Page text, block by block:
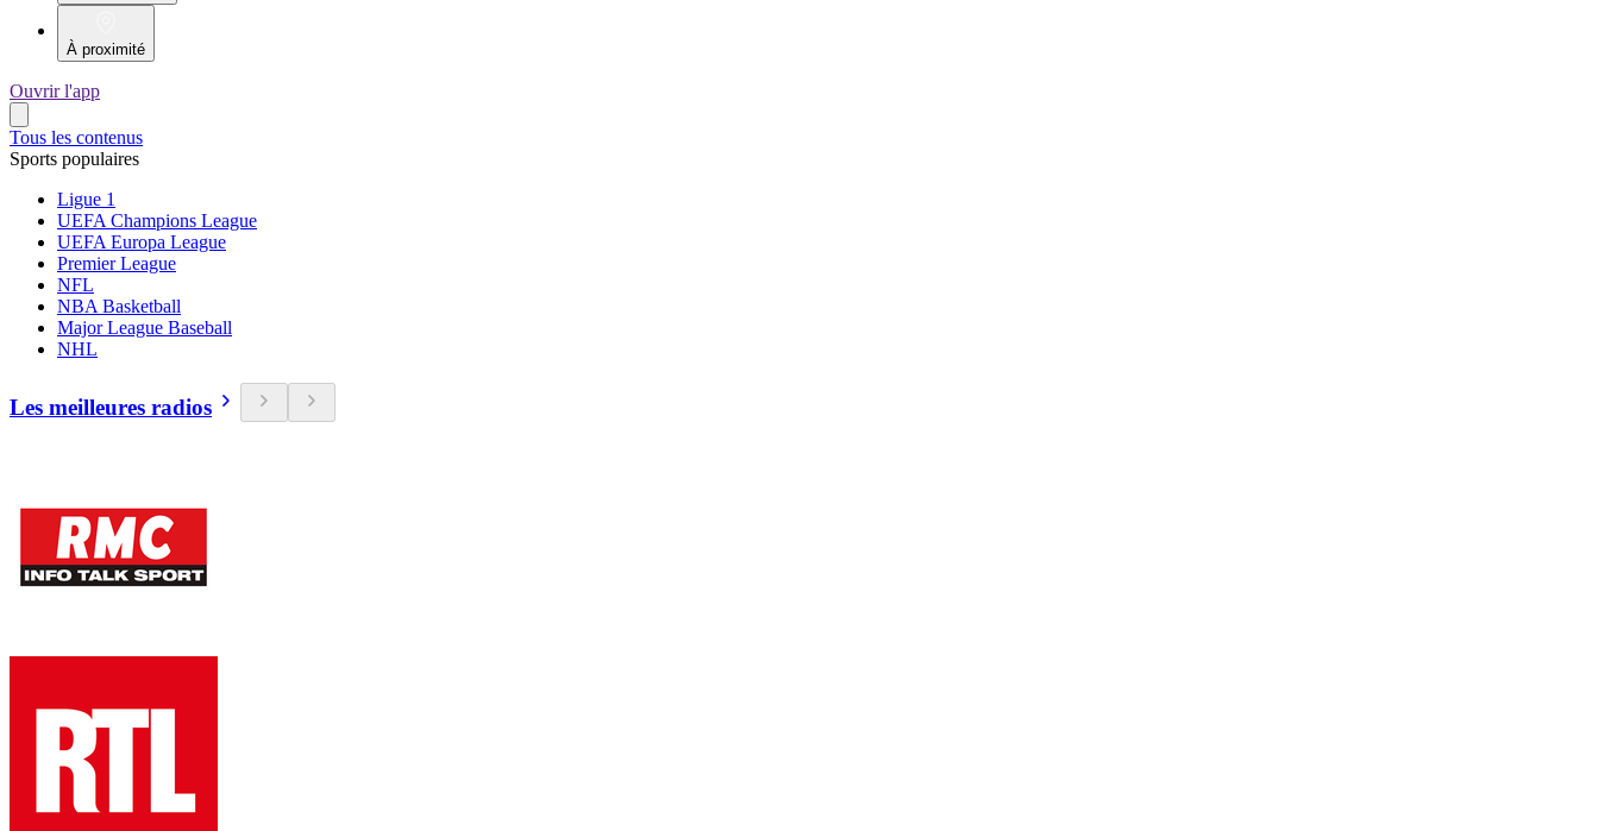
À proximité
Ouvrir l'app
Tous les contenus
Sports populaires
Ligue 1
UEFA Champions League
UEFA Europa League
Premier League
NFL
NBA Basketball
Major League Baseball
NHL
Les meilleures radios